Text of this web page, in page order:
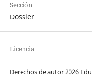
Sección
Dossier
Licencia
Derechos de autor 2026